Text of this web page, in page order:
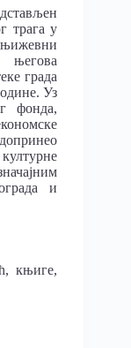
трага у
његова
града
Уз
фонда,
и
књиге,